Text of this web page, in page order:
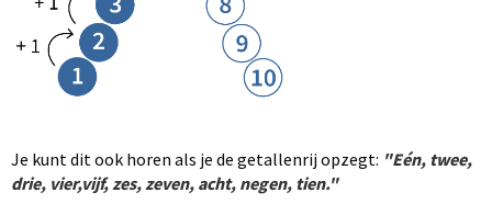
Je kunt dit ook horen als je de getallenrij opzegt: "Eén, twee,
drie, vier,vijf, zes, zeven, acht, negen, tien."